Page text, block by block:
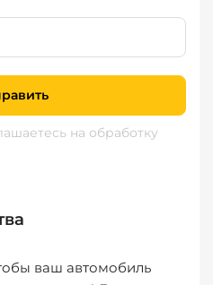
на обработку
ваш автомобиль